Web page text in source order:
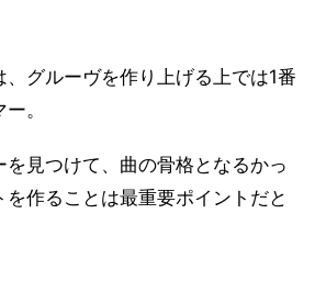
グルーヴを作り上げる上では1番
。
見つけて、曲の骨格となるかっ
を作ることは最重要ポイントだと